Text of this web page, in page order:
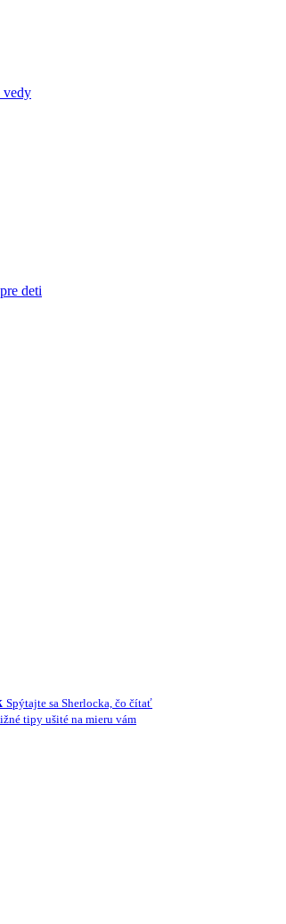
vedy
deti
Spýtajte sa Sherlocka, čo čítať
tipy ušité na mieru vám